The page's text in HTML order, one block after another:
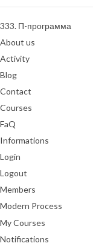
333. П-программа
About us
Activity
Blog
Contact
Courses
FaQ
Informations
Login
Logout
Members
Modern Process
My Courses
Notifications